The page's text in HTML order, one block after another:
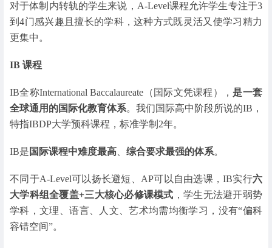
对于体制内转轨的学生来说，A-Level课程允许学生专注于3
到4门感兴趣且擅长的学科，这种方式既灵活又使学习精力
更集中。
IB 课程
IB全称International Baccalaureate（国际文凭课程），是一套
全球通用的国际化教育体系。我们国际高中阶段所说的IB，
特指IBDP大学预科课程，标准学制2年。
IB是 国际课程中难度最高 综合要求最强的体系。
不同于A-Level可以扬长避短、AP可以自由选课，IB实行六
大学科组全覆盖+三大核心必修课模式 ，学生无法避开弱势
学科，文理、语言、人文、艺术均需均衡学习，没有“偏科
容错空间”。